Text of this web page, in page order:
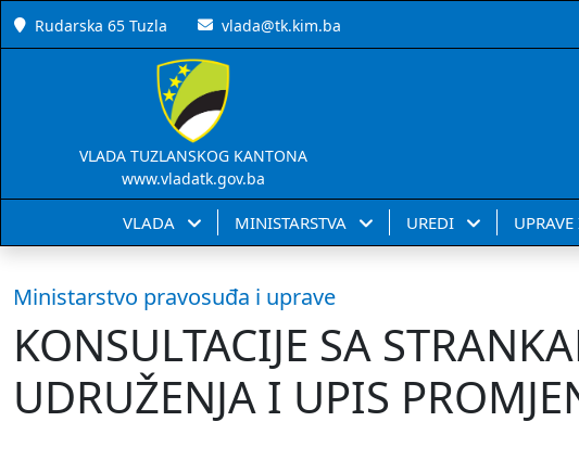
Rudarska 65 Tuzla vlada@tk.kim.ba
VLADA TUZLANSKOG KANTONA
www.vladatk.gov.ba
VLADA MINISTARSTVA UREDI
Ministarstvo pravosuđa i uprave
KONSULTACIJE SA
UDRUŽENJA I UPIS